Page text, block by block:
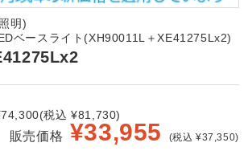
明)
ベースライト(XH90011L＋XE41275Lx2)
税込 ¥81,730)
販売価格 ¥33,955 (税込 ¥37,350)